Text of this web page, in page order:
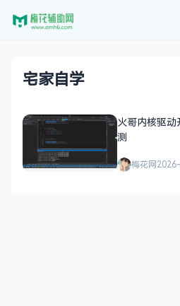
宅家自学
火哥内核驱
测
梅花网